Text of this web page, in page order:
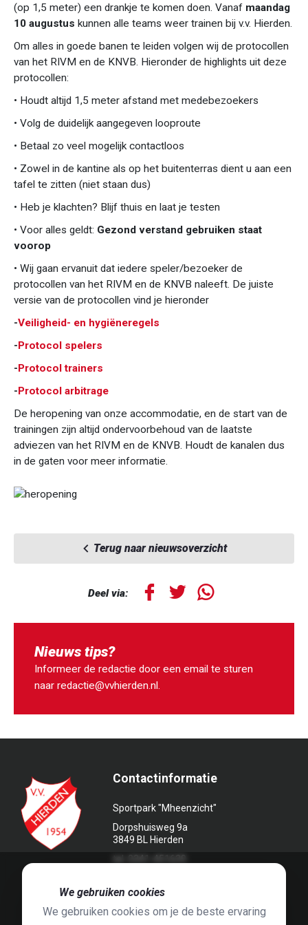
(op 1,5 meter) een drankje te komen doen. Vanaf maandag
10 augustus kunnen alle teams weer trainen bij v.v. Hierden.
Om alles in goede banen te leiden volgen wij de protocollen
van het RIVM en de KNVB. Hieronder de highlights uit deze
protocollen:
• Houdt altijd 1,5 meter afstand met medebezoekers
• Volg de duidelijk aangegeven looproute
• Betaal zo veel mogelijk contactloos
• Zowel in de kantine als op het buitenterras dient u aan een
tafel te zitten (niet staan dus)
• Heb je klachten? Blijf thuis en laat je testen
• Voor alles geldt: Gezond verstand gebruiken staat
voorop
• Wij gaan ervanuit dat iedere speler/bezoeker de
protocollen van het RIVM en de KNVB naleeft. De juiste
versie van de protocollen vind je hieronder
-Veiligheid- en hygiëneregels
-Protocol spelers
-Protocol trainers
-Protocol arbitrage
De heropening van onze accommodatie, en de start van de
trainingen zijn altijd ondervoorbehoud van de laatste
adviezen van het RIVM en de KNVB. Houdt de kanalen dus
in de gaten voor meer informatie.
Terug naar nieuwsoverzicht
Deel via:
Nieuws tips?
Informeer de redactie door een email te sturen
naar redactie@vvhierden.nl.
Contactinformatie
Sportpark "Mheenzicht"
Dorpshuisweg 9a
3849 BL Hierden
We gebruiken cookies
We gebruiken cookies om je de beste ervaring